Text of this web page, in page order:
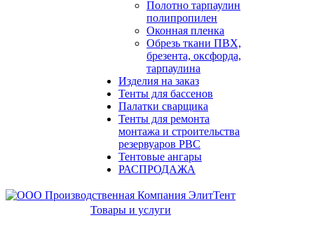
Полотно тарпаулин
полипропилен
Оконная пленка
Обрезь ткани ПВХ,
брезента, оксфорда,
тарпаулина
Изделия на заказ
Тенты для бассенов
Палатки сварщика
Тенты для ремонта
монтажа и строительства
резервуаров РВС
Тентовые ангары
РАСПРОДАЖА
Товары и услуги